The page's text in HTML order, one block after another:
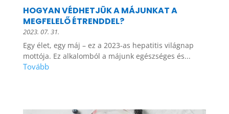
HOGYAN VÉDHETJÜK A MÁJUNKAT A
MEGFELELŐ ÉTRENDDEL?
2023. 07. 31.
Egy élet, egy máj – ez a 2023-as hepatitis világnap
mottója. Ez alkalomból a májunk egészséges és...